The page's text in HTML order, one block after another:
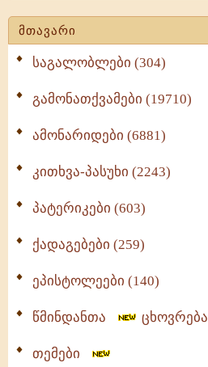
მთავარი
საგალობლები (304)
გამონათქვამები (19710)
ამონარიდები (6881)
კითხვა-პასუხი (2243)
პატერიკები (603)
ქადაგებები (259)
ეპისტოლეები (140)
წმინდანთა ცხოვრება
თემები